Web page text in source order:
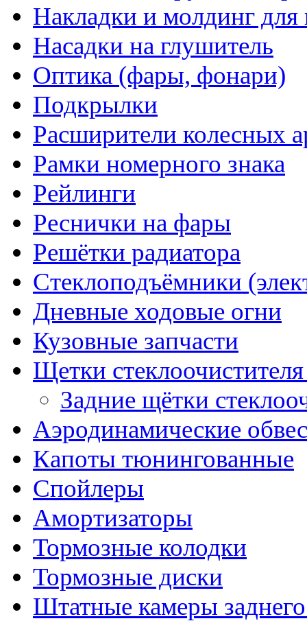
Накладки и молдинг для
Насадки на глушитель
Оптика (фары, фонари)
Подкрылки
Расширители колесных
Рамки номерного знака
Рейлинги
Реснички на фары
Решётки радиатора
Стеклоподъёмники
Дневные ходовые огни
Кузовные запчасти
Щетки
Задние щётки
Аэродинамические
Капоты тюнингованные
Спойлеры
Амортизаторы
Тормозные колодки
Тормозные диски
Штатные камеры